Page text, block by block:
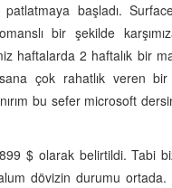
başladı.
bir şekilde
haftalarda 2 haftalık bir
çok rahatlık veren
bu sefer microsoft
899 $ olarak belirtildi.
dövizin durumu